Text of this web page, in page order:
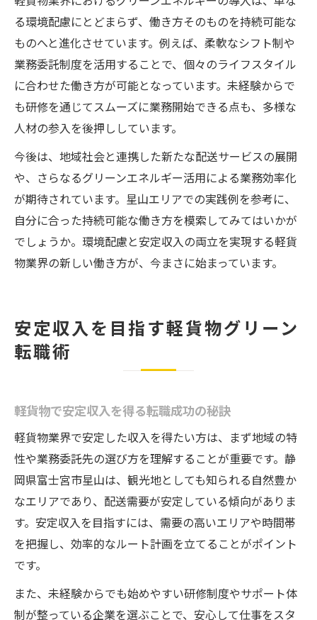
る環境配慮にとどまらず、働き方そのものを持続可能な
ものへと進化させています。例えば、柔軟なシフト制や
業務委託制度を活用することで、個々のライフスタイル
に合わせた働き方が可能となっています。未経験からで
も研修を通じてスムーズに業務開始できる点も、多様な
人材の参入を後押ししています。
今後は、地域社会と連携した新たな配送サービスの展開
や、さらなるグリーンエネルギー活用による業務効率化
が期待されています。星山エリアでの実践例を参考に、
自分に合った持続可能な働き方を模索してみてはいかが
でしょうか。環境配慮と安定収入の両立を実現する軽貨
物業界の新しい働き方が、今まさに始まっています。
安定収入を目指す軽貨物グリーン
転職術
軽貨物で安定収入を得る転職成功の秘訣
軽貨物業界で安定した収入を得たい方は、まず地域の特
性や業務委託先の選び方を理解することが重要です。静
岡県富士宮市星山は、観光地としても知られる自然豊か
なエリアであり、配送需要が安定している傾向がありま
す。安定収入を目指すには、需要の高いエリアや時間帯
を把握し、効率的なルート計画を立てることがポイント
です。
また、未経験からでも始めやすい研修制度やサポート体
制が整っている企業を選ぶことで、安心して仕事をスタ